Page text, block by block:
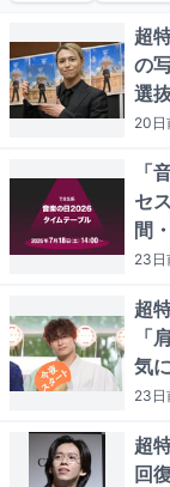
超
の
選
20日
「
セ
間
23日
超
「
気
23日
超
回